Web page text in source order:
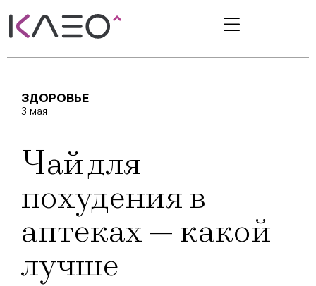
ЗДОРОВЬЕ
3 мая
Чай для
похудения в
аптеках — какой
лучше